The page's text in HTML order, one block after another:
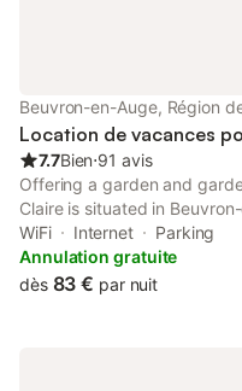
Beuvron-en-Auge, Région
Location de vacances
7.7Bien⋅91 avis
Offering a garden and
Claire is situated in
Raccourse and 14 km from
WiFi Internet
Parking
Annulation gratuite
dès 83 € par nuit